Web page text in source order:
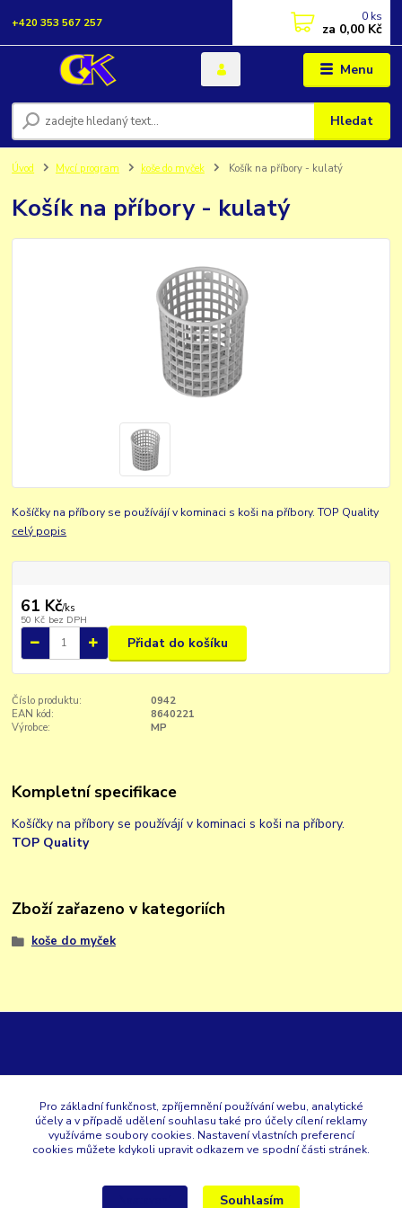
Menu
Hledat
+420 353 567 257 0 ks
za 0,00 Kč
Úvod Mycí program koše do myček Košík na příbory - kulatý
Košík na příbory - kulatý
Košíčky na příbory se používájí v kominaci s koši na příbory. TOP Quality
celý popis
61 Kč/ks
50 Kč bez DPH
Přidat do košíku
Číslo produktu:
0942
EAN kód:
8640221
Výrobce:
MP
Kompletní specifikace
Košíčky na příbory se používájí v kominaci s koši na příbory.
TOP Quality
Zboží zařazeno v kategoriích
koše do myček
+420 353 567 257
Pro základní funkčnost, zpříjemnění používání webu, analytické
účely a v případě udělení souhlasu také pro účely cílení reklamy
využíváme soubory cookies. Nastavení vlastních preferencí
cookies můžete kdykoli upravit odkazem ve spodní části stránek.
Souhlasím